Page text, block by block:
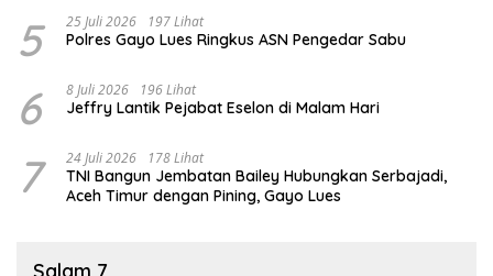
5 25 Juli 2026 197 Lihat
Polres Gayo Lues Ringkus ASN Pengedar Sabu
6 8 Juli 2026 196 Lihat
Jeffry Lantik Pejabat Eselon di Malam Hari
7 24 Juli 2026 178 Lihat
TNI Bangun Jembatan Bailey Hubungkan Serbajadi,
Aceh Timur dengan Pining, Gayo Lues
Salam 7